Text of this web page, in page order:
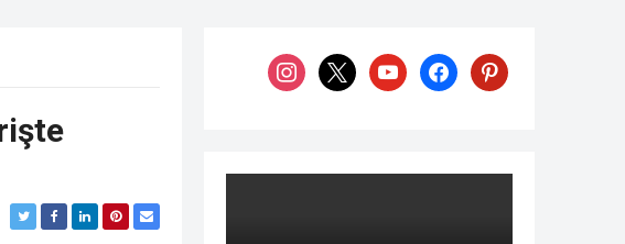
instagram
x youtubefacebookpinterest